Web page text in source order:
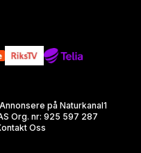
Annonsere på Naturkanal1
Org. nr: 925 597 287
Oss